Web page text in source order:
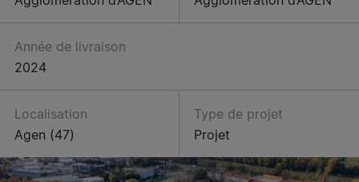
Année de livraison
2024
Localisation
Agen (47)
Type de projet
Projet